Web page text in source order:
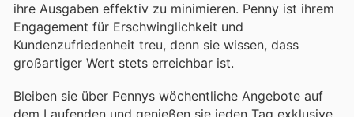
ihre Ausgaben effektiv zu minimieren. Penny ist ihrem
Engagement für Erschwinglichkeit und
Kundenzufriedenheit treu, denn sie wissen, dass
großartiger Wert stets erreichbar ist.
Bleiben sie über Pennys wöchentliche Angebote auf